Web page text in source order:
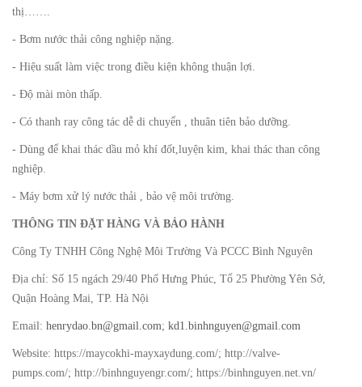
thị…….
- Bơm nước thải công nghiệp nặng.
- Hiệu suất làm việc trong điều kiện không thuận lợi.
- Độ mài mòn thấp.
- Có thanh ray công tác dễ di chuyển , thuân tiên bảo dưỡng.
- Dùng để khai thác dầu mỏ khí đốt,luyện kim, khai thác than công
nghiệp.
- Máy bơm xử lý nước thải , bảo vệ môi trường.
THÔNG TIN ĐẶT HÀNG VÀ BẢO HÀNH
Công Ty TNHH Công Nghệ Môi Trường Và PCCC Bình Nguyên
Địa chỉ: Số 15 ngách 29/40 Phố Hưng Phúc, Tổ 25 Phường Yên Sở,
Quận Hoàng Mai, TP. Hà Nội
Email: henrydao.bn@gmail.com; kd1.binhnguyen@gmail.com
Website: https://maycokhi-mayxaydung.com/; http://valve-
pumps.com/; http://binhnguyengr.com/; https://binhnguyen.net.vn/